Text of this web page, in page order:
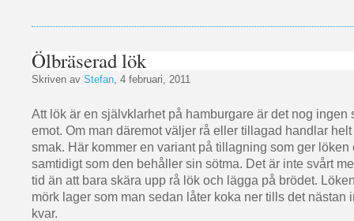
Ölbräserad lök
Skriven av Stefan , 4 februari, 2011
Att lök är en självklarhet på hamburgare är det nog ingen
emot. Om man däremot väljer rå eller tillagad handlar
smak. Här kommer en variant på tillagning som ger löken
samtidigt som den behåller sin sötma. Det är inte svårt
tid än att bara skära upp rå lök och lägga på brödet.
mörk lager som man sedan låter koka ner tills det nästan
kvar.